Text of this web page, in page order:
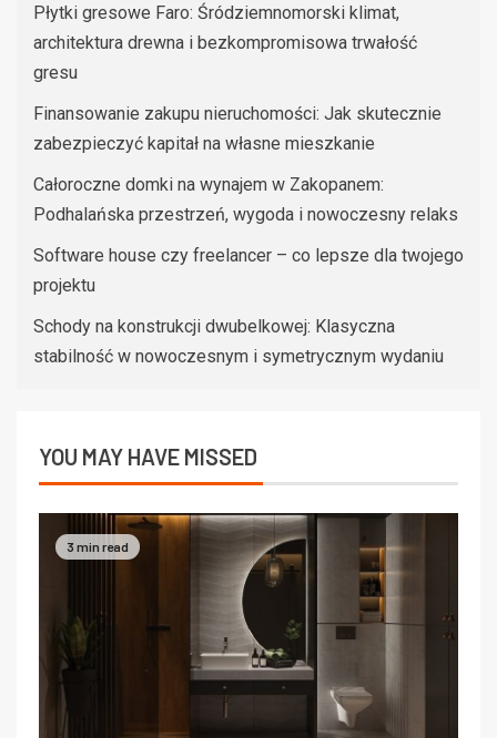
Płytki gresowe Faro: Śródziemnomorski klimat,
architektura drewna i bezkompromisowa trwałość
gresu
Finansowanie zakupu nieruchomości: Jak skutecznie
zabezpieczyć kapitał na własne mieszkanie
Całoroczne domki na wynajem w Zakopanem:
Podhalańska przestrzeń, wygoda i nowoczesny relaks
Software house czy freelancer – co lepsze dla twojego
projektu
Schody na konstrukcji dwubelkowej: Klasyczna
stabilność w nowoczesnym i symetrycznym wydaniu
YOU MAY HAVE MISSED
3 min read